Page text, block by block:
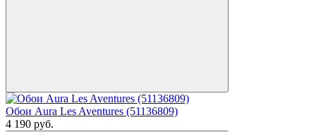
Обои Aura Les Aventures (51136809)
4 190 руб.